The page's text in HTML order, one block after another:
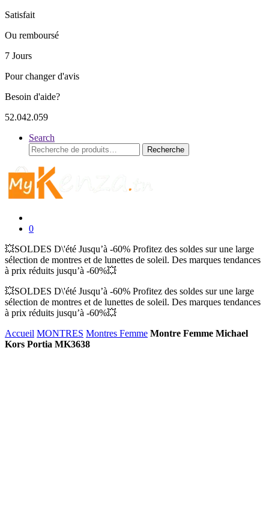
Satisfait
Ou remboursé
7 Jours
Pour changer d'avis
Besoin d'aide?
52.042.059
Search
Recherche
pour :
Recherche
0
💥SOLDES D\'été Jusqu’à -60% Profitez des soldes sur une large
sélection de montres et de lunettes de soleil. Des marques tendances
à prix réduits jusqu’à -60%💥
💥SOLDES D\'été Jusqu’à -60% Profitez des soldes sur une large
sélection de montres et de lunettes de soleil. Des marques tendances
à prix réduits jusqu’à -60%💥
Accueil MONTRES Montres Femme Montre Femme Michael
Kors Portia MK3638